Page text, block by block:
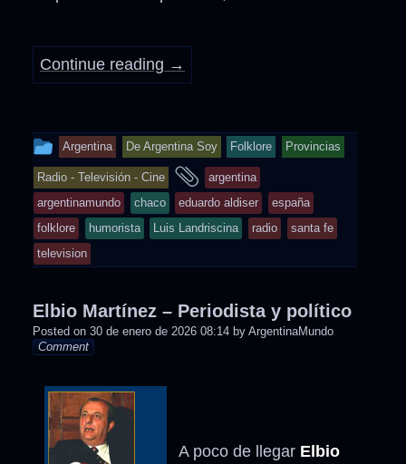
Continue reading →
This
entry
was
posted
in
Argentina De Argentina Soy Folklore Provincias
Radio - Televisión - Cine
and
tagged
argentina
argentinamundo
chaco eduardo aldiser
españa
folklore
humorista Luis Landriscina radio
santa fe
television
Elbio Martínez – Periodista y político
Posted on 30 de enero de 2026 08:14 by ArgentinaMundo
Comment
A poco de llegar Elbio